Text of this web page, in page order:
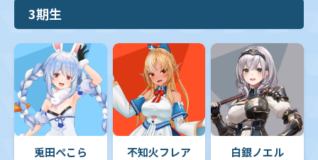
3期生
兎田ぺこら 不知火フレア 白銀ノエル